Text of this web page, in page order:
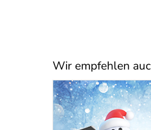
Wir empfehlen